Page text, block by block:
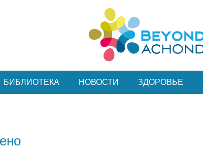
БИБЛИОТЕКА НОВОСТИ ЗДОРОВЬЕ